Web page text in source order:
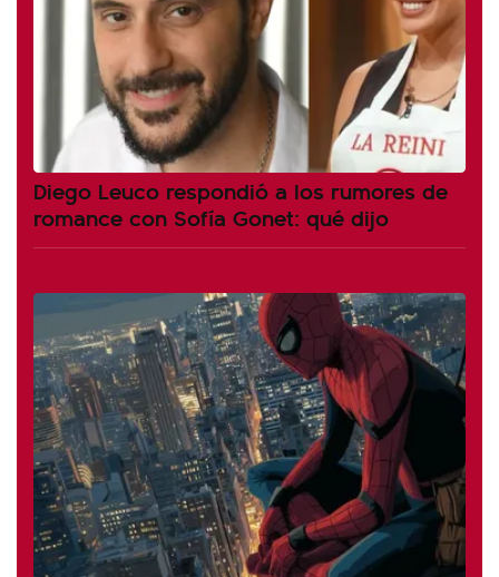
Diego Leuco respondió a los rumores de
romance con Sofía Gonet: qué dijo